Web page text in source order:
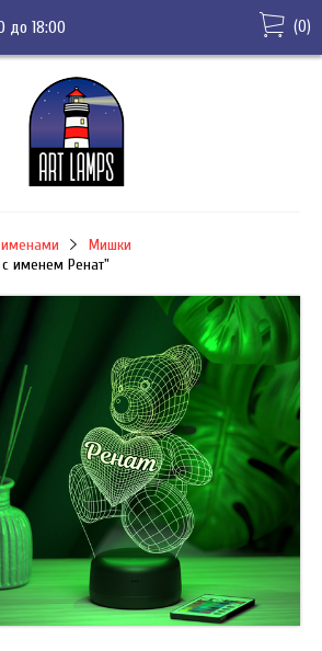
до 18:00 (0)
Мишки
именем Ренат"